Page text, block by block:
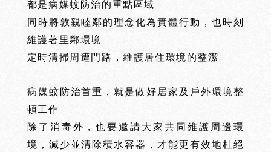
建
築 新
案
都是病媒蚊防治的重點區域
同時將敦親睦鄰的理念化為實體行動，也時刻
維護著里鄰環境
定時清掃周遭門路，維護居住環境的整潔
病媒蚊防治首重，就是做好居家及戶外環境整
頓工作
除了消毒外，也要邀請大家共同維護周邊環
境，減少並清除積水容器，才能更有效地杜絕